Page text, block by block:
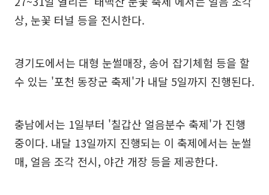
상, 눈꽃 터널 등을 전시한다.
경기도에서는 대형 눈썰매장, 송어 잡기체험 등을 할
수 있는 '포천 동장군 축제'가 내달 5일까지 진행된다.
충남에서는 1일부터 '칠갑산 얼음분수 축제'가 진행
중이다. 내달 13일까지 진행되는 이 축제에서는 눈썰
매, 얼음 조각 전시, 야간 개장 등을 제공한다.